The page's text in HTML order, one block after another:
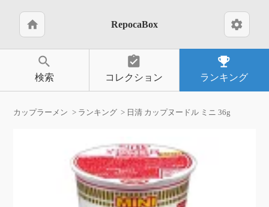
home RepocaBox settings
search
検索
assignment_turned_in
コレクション
emoji_events
ランキング
カップラーメン ランキング 日清 カップヌードル ミニ 36g